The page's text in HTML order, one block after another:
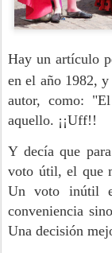
Hay un artículo
en el año 1982,
autor, como:
aquello. ¡¡Uff!!
Y decía que
voto útil, el que
Un voto inútil
conveniencia
Una decisión